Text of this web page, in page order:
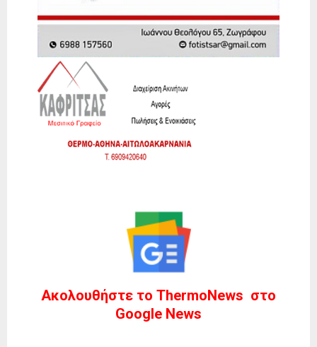
Ακολουθήστε το ThermoNews στο
Google News